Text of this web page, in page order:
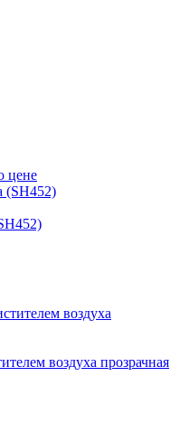
цене
воздуха прозрачная